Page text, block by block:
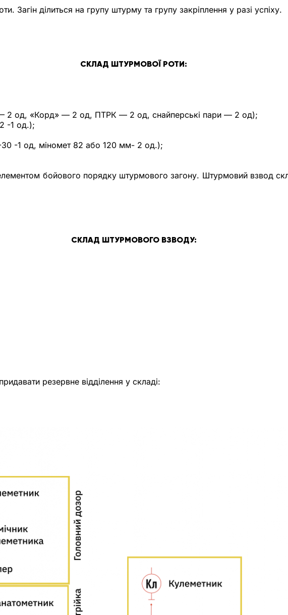
Загін ділиться на групу штурму та групу закріплення у разі успіху.
СКЛАД ШТУРМОВОЇ РОТИ:
— 2 од, «Корд» — 2 од, ПТРК — 2 од, снайперські пари — 2 од);
-1 од.);
30 -1 од, міномет 82 або 120 мм- 2 од.);
бойового порядку штурмового загону. Штурмовий взвод
СКЛАД ШТУРМОВОГО ВЗВОДУ:
резервне відділення у складі: